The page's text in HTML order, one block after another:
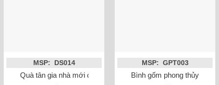
MSP: DS014
Quà tân gia nhà mới đĩa cảnh thuận buồm xuôi gió dát vàng
MSP: GPT003
Bình gốm phong thủy tỏi